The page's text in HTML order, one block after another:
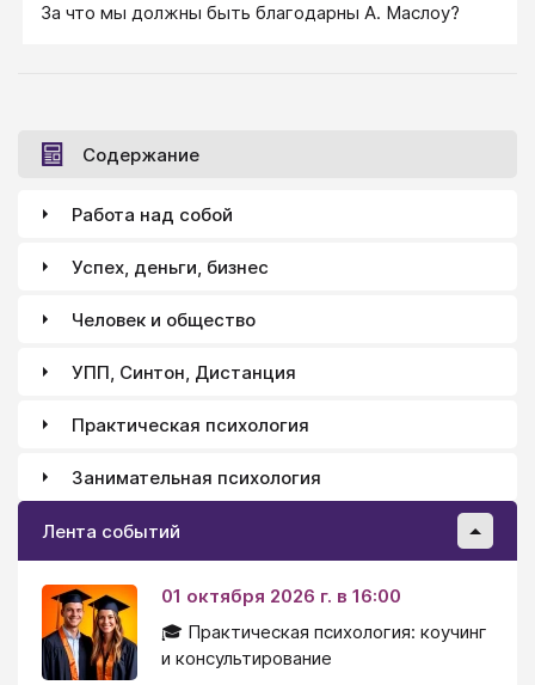
За что мы должны быть благодарны А. Маслоу?
Содержание
Работа над собой
Успех, деньги, бизнес
Человек и общество
УПП, Синтон, Дистанция
Практическая психология
Занимательная психология
Лента событий
01 октября 2026 г. в 16:00
🎓 Практическая психология: коучинг
и консультирование